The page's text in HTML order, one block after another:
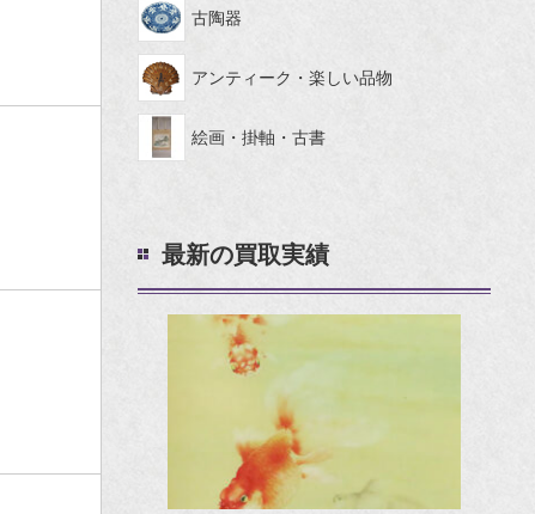
古陶器
アンティーク・楽しい品物
絵画・掛軸・古書
最新の買取実績